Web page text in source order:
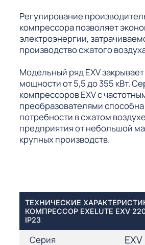
Регулирование
компрессора позволяет
электроэнергии,
производство сжатого
Модельный ряд EXV
мощности от 5,5 до 355 кВт.
компрессоров EXV с
преобразователями
потребности в сжатом
предприятия от небольшой
крупных производств.
ТЕХНИЧЕСКИЕ
КОМПРЕССОР EXELUTE EXV
IP23
Серия EXV